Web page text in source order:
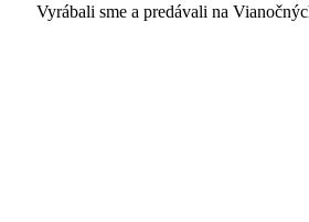
Vyrábali sme a predávali na